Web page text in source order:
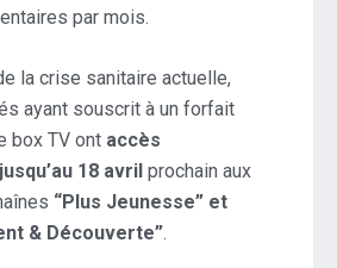
par mois.
la crise sanitaire actuelle,
ayant souscrit à un forfait
box TV ont accès
18 avril prochain aux
“Plus Jeunesse” et
& Découverte”.